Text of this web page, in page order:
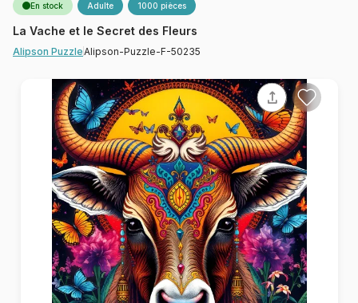
En stock Adulte 1000 pièces
La Vache et le Secret des Fleurs
Alipson Puzzle Alipson-Puzzle-F-50235